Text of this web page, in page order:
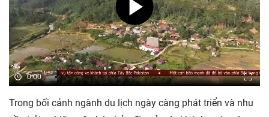
0:00
Trong bối cảnh ngành du lịch ngày càng phát triển và nhu